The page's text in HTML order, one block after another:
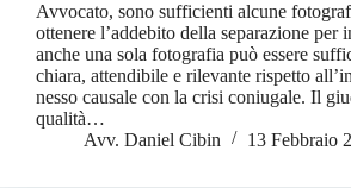
Avvocato, sono sufficienti alcune
ottenere l’addebito della separazione per
anche una sola fotografia può essere
chiara, attendibile e rilevante rispetto
nesso causale con la crisi coniugale. Il
qualità…
Avv. Daniel Cibin
13 Febbraio